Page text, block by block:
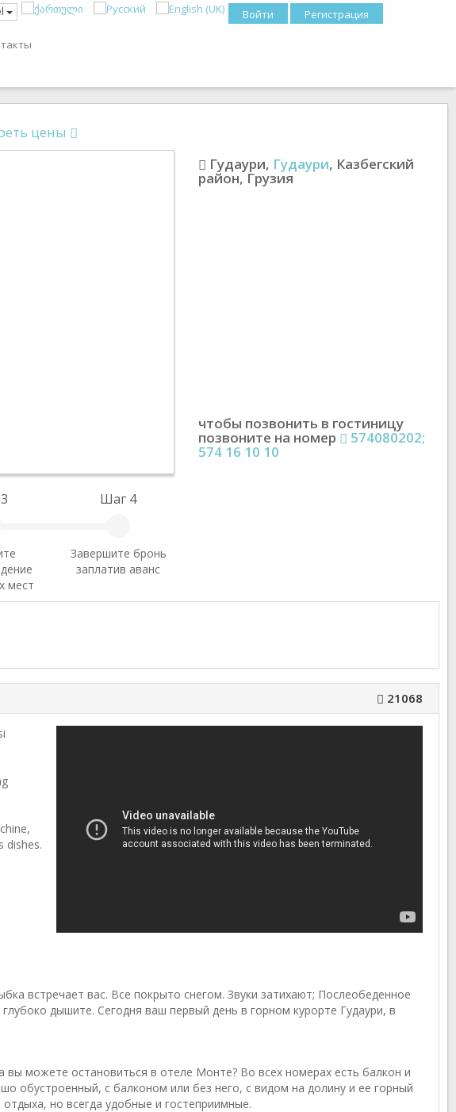
Войти Регистрация
цены
Гудаури, Гудаури, Казбегский
район,Грузия
чтобы позвонить в гостиницу
позвоните на номер 574080202;
574 16 10 10
мест
Шаг 4
Завершите бронь
заплатив аванс
21068
dishes.
встречает вас. Все покрыто снегом. Звуки затихают; Послеобеденное
дышите. Сегодня ваш первый день в горном курорте Гудаури, в
вы можете остановиться в отеле Монте? Во всех номерах есть балкон и
обустроенный, с балконом или без него, с видом на долину и ее горный
но всегда удобные и гостеприимные.